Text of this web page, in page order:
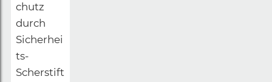
chutz
durch
Sicherhei
ts-
Scherstift